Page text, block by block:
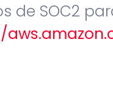
de SOC2